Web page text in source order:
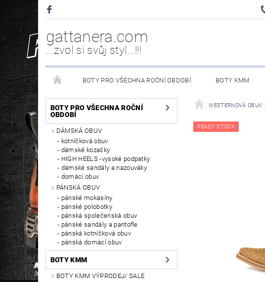
gattanera.com
...zvol si svůj styl...!!!
BOTY PRO VŠECHNA ROČNÍ OBDOBÍ BOTY KMM
NEW ROCK DOPLŇKY/NÁHRADNÍ DÍLY WESTERNOVÁ OBUV
PÉČE O OBUV
BOTY PRO VŠECHNA ROČNÍ
OBDOBÍ
DÁMSKÁ OBUV
kotníčková obuv
dámské kozačky
HIGH HEELS -vysoké podpatky
dámské sandály a nazouváky
domácí obuv
PÁNSKÁ OBUV
pánské mokasíny
pánské polobotky
pánská společenská obuv
pánské sandály a pantofle
pánská kotníčková obuv
pánská domácí obuv
BOTY KMM
BOTY KMM VÝPRODEJ/ SALE
WESTERNOVÁ OBUV
READY STOCK